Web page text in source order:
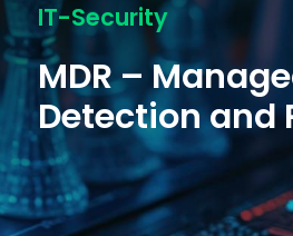
IT-Security
MDR –
Detection and